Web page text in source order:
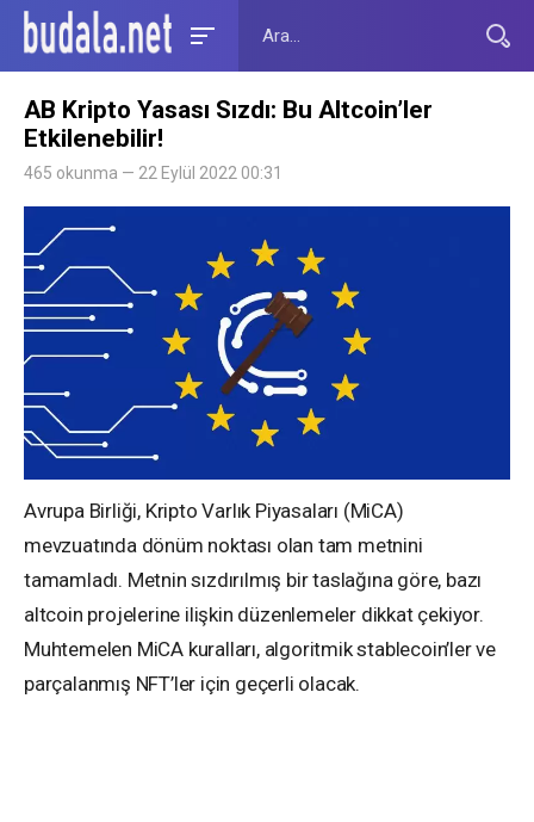
AB Kripto Yasası Sızdı: Bu Altcoin’ler
Etkilenebilir!
465 okunma — 22 Eylül 2022 00:31
Avrupa Birliği, Kripto Varlık Piyasaları (MiCA)
mevzuatında dönüm noktası olan tam metnini
tamamladı. Metnin sızdırılmış bir taslağına göre, bazı
altcoin projelerine ilişkin düzenlemeler dikkat çekiyor.
Muhtemelen MiCA kuralları, algoritmik stablecoin’ler ve
parçalanmış NFT’ler için geçerli olacak.